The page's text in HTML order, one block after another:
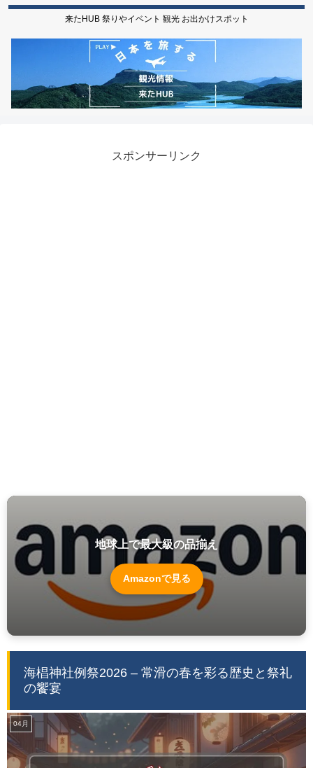
来たHUB 祭りやイベント 観光 お出かけスポット
スポンサーリンク
地球上で最大級の品揃え
Amazonで見る
海椙神社例祭2026 – 常滑の春を彩る歴史と祭礼
の饗宴
04月